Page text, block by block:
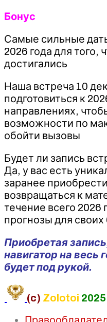
Бонус
Самые сильные
2026 года для того,
достигались
Наша встреча 10
подготовиться к
направлениях,
возможности по
обойти вызовы
Будет ли запись
Да, у вас есть
заранее
возвращаться к
течение всего 2026
прогнозы для своих
Приобретая
навигатор на весь
будет под рукой.
(c) Zolotoi 2025